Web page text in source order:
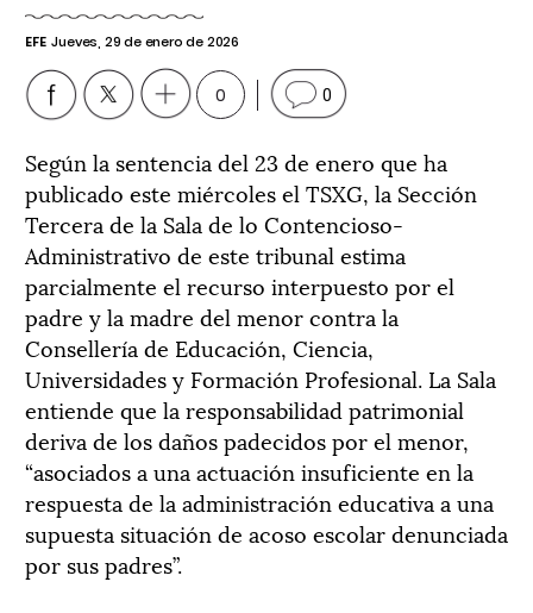
EFE Jueves, 29 de enero de 2026
0 0
Según la sentencia del 23 de enero que ha
publicado este miércoles el TSXG, la Sección
Tercera de la Sala de lo Contencioso-
Administrativo de este tribunal estima
parcialmente el recurso interpuesto por el
padre y la madre del menor contra la
Consellería de Educación, Ciencia,
Universidades y Formación Profesional. La Sala
entiende que la responsabilidad patrimonial
deriva de los daños padecidos por el menor,
“asociados a una actuación insuficiente en la
respuesta de la administración educativa a una
supuesta situación de acoso escolar denunciada
por sus padres”.